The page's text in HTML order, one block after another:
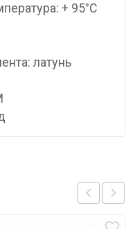
+ 95°С
латунь